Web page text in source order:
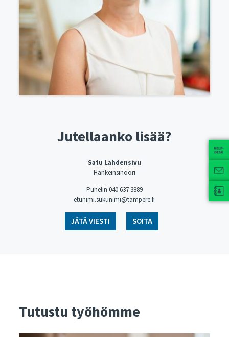
Jutellaanko lisää?
Satu Lahdensivu
Hankeinsinööri
Puhelin 040 637 3889
etunimi.sukunimi@tampere.fi
JÄTÄ VIESTI SOITA
Tutustu työhömme